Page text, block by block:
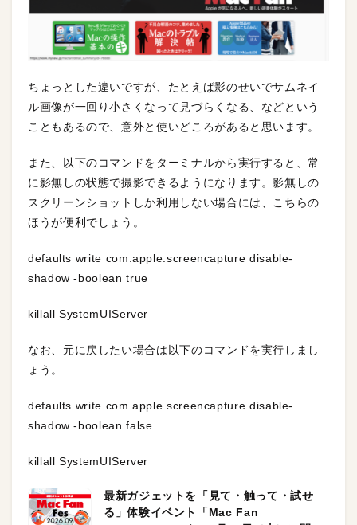
ちょっとした違いですが、たとえば影のせいでサムネイ
ル画像が一回り小さくなって見づらくなる、などという
こともあるので、意外と使いどころがあると思います。
また、以下のコマンドをターミナルから実行すると、常
に影無しの状態で撮影できるようになります。影無しの
スクリーンショットしか利用しない場合には、こちらの
ほうが便利でしょう。
defaults write com.apple.screencapture disable-
shadow -boolean true
killall SystemUIServer
なお、元に戻したい場合は以下のコマンドを実行しまし
ょう。
defaults write com.apple.screencapture disable-
shadow -boolean false
killall SystemUIServer
最新ガジェットを「見て・触って・試せ
る」体験イベント「Mac Fan